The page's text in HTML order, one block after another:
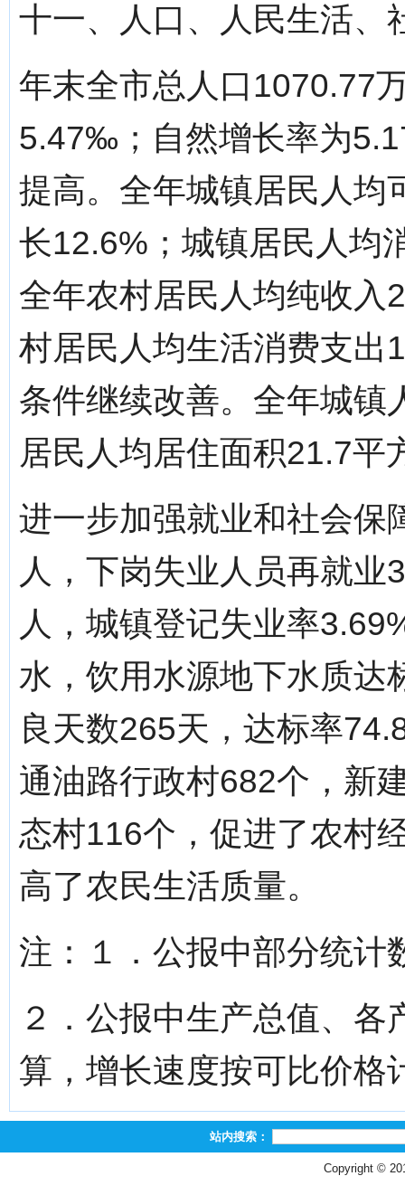
十一、人口、人民生活、
年末全市总人口1070.77
5.47‰；自然增长率为
提高。全年城镇居民人均
长12.6%；城镇居民人均
全年农村居民人均纯收入
村居民人均生活消费支出
条件继续改善。全年城镇
居民人均居住面积21.7平
进一步加强就业和社会保
人，下岗失业人员再就业
人，城镇登记失业率
水，饮用水源地下水质达
良天数265天，达标率
通油路行政村682个，新
态村116个，促进了农村
高了农民生活质量。
注：１．公报中部分统计
２．公报中生产总值、
算，增长速度按可比价格
站内搜索：
Copyright ©